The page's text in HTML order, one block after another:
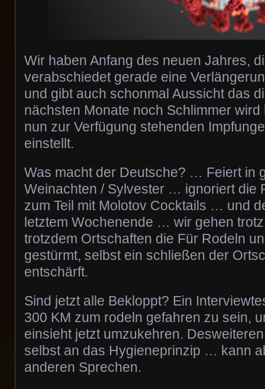
Wir haben Anfang des neuen Jahres,
verabschiedet gerade eine
und gibt auch schonmal Aussicht das
nächsten Monate noch Schlimmer
nun zur Verfügung stehenden
einstellt.
Was macht der Deutsche? … Feiert in
Weinachten / Sylvester … ignoriert die
zum Teil mit Molotov Cocktails … und
letztem Wochenende … wir gehen
trotzdem Ortschaften die Für Rodeln
gestürmt, selbst ein schließen der
entschärft.
Sind jetzt alle Bekloppt? Ein
300 KM zum rodeln gefahren zu sein,
einsieht jetzt umzukehren.
selbst an das Hygieneprinzip … kann
anderen Sprechen.